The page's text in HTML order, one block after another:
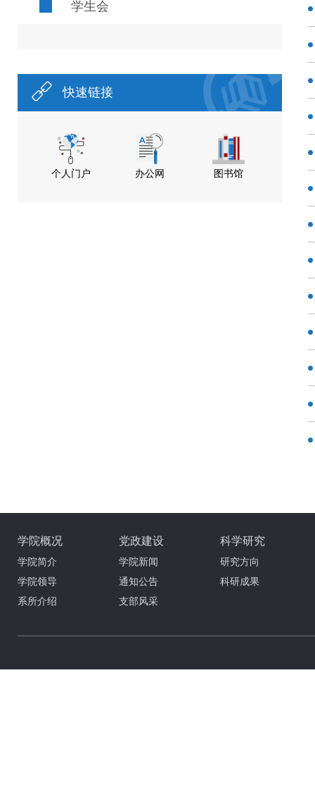
学生会
快速链接
个人门户 办公网 图书馆
学院概况
学院简介
学院领导
系所介绍
党政建设
学院新闻
通知公告
支部风采
科学研究
研究方向
科研成果